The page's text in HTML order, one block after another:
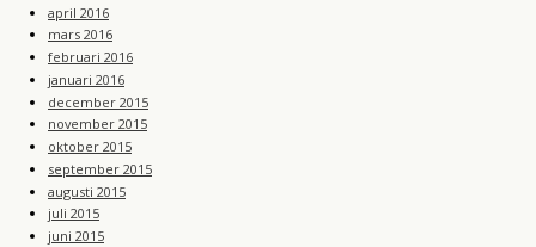
april 2016
mars 2016
februari 2016
januari 2016
december 2015
november 2015
oktober 2015
september 2015
augusti 2015
juli 2015
juni 2015